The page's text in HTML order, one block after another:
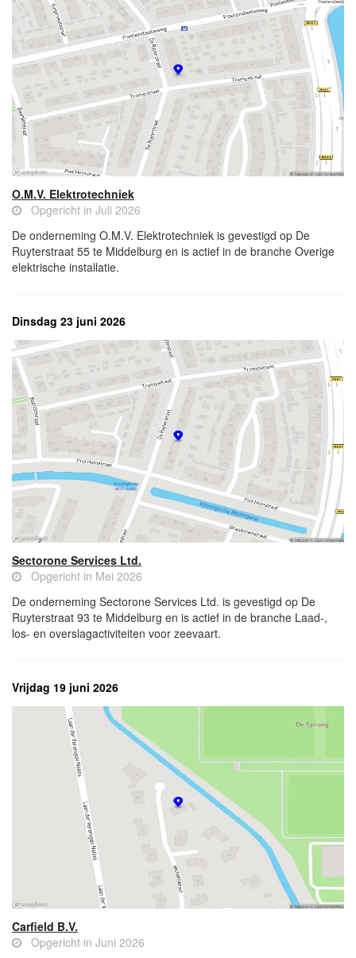
O.M.V. Elektrotechniek
Opgericht in Juli 2026
De onderneming O.M.V. Elektrotechniek is gevestigd op De
Ruyterstraat 55 te Middelburg en is actief in de branche Overige
elektrische installatie.
Dinsdag 23 juni 2026
Sectorone Services Ltd.
Opgericht in Mei 2026
De onderneming Sectorone Services Ltd. is gevestigd op De
Ruyterstraat 93 te Middelburg en is actief in de branche Laad-,
los- en overslagactiviteiten voor zeevaart.
Vrijdag 19 juni 2026
Carfield B.V.
Opgericht in Juni 2026